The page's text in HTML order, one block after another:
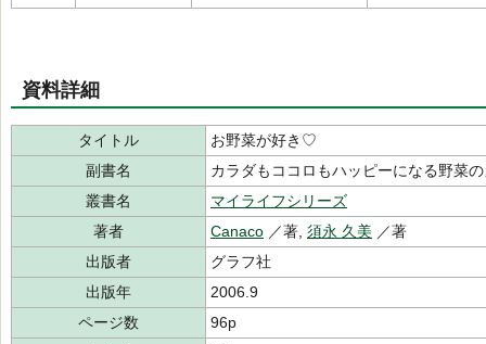
資料詳細
タイトル
お野菜が好き♡
副書名
カラダもココロもハッピーになる野菜
叢書名
マイライフシリーズ
著者
Canaco ／著, 須永 久美 ／著
出版者
グラフ社
出版年
2006.9
ページ数
96p